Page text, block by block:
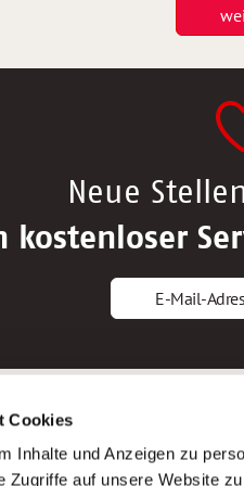
Cookies
Inhalte und Anzeigen zu
Zugriffe auf unsere Website
Neue
kostenloser
E-Mail-
Altenpfleger*in
Krankenpfleger*in